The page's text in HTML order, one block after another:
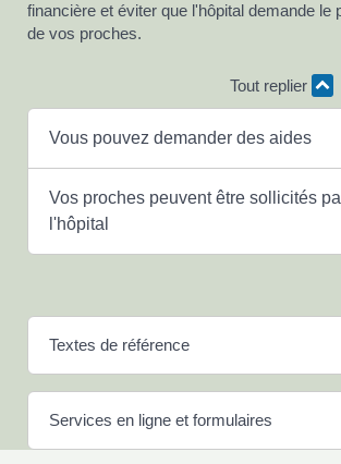
financière et éviter que l'hôpital demande le
de vos proches.
Tout replier
Vous pouvez demander des aides
Vos proches peuvent être sollicités
l'hôpital
Textes de référence
Services en ligne et formulaires